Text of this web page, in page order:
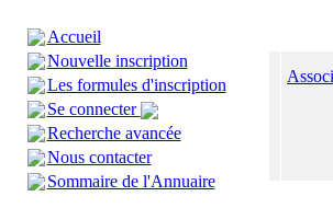
Accueil
Nouvelle inscription
Les formules d'inscription
Se connecter
Recherche avancée
Nous contacter
Sommaire de l'Annuaire